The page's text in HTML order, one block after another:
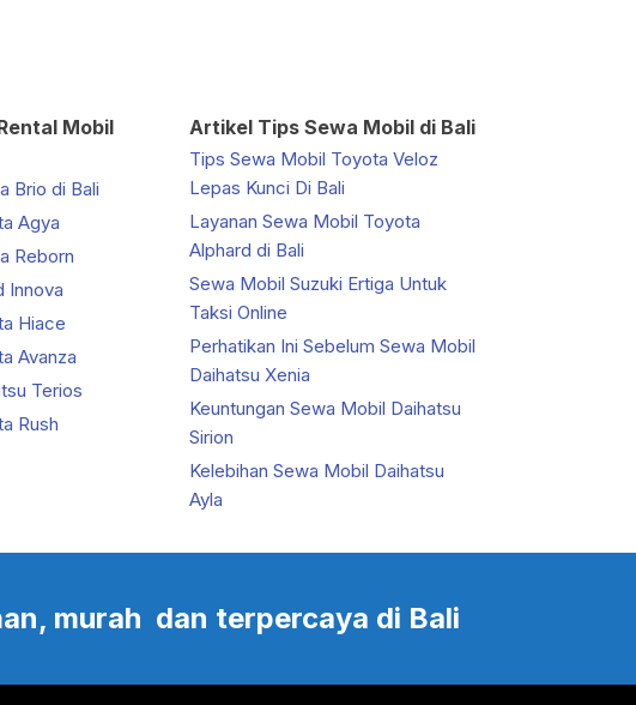
Mobil
Brio di Bali
Agya
Reborn
Innova
Hiace
Avanza
Terios
Rush
Artikel Tips Sewa Mobil di Bali
Tips Sewa Mobil Toyota Veloz
Lepas Kunci Di Bali
Layanan Sewa Mobil Toyota
Alphard di Bali
Sewa Mobil Suzuki Ertiga Untuk
Taksi Online
Perhatikan Ini Sebelum Sewa Mobil
Daihatsu Xenia
Keuntungan Sewa Mobil Daihatsu
Sirion
Kelebihan Sewa Mobil Daihatsu
Ayla
murah dan terpercaya di Bali